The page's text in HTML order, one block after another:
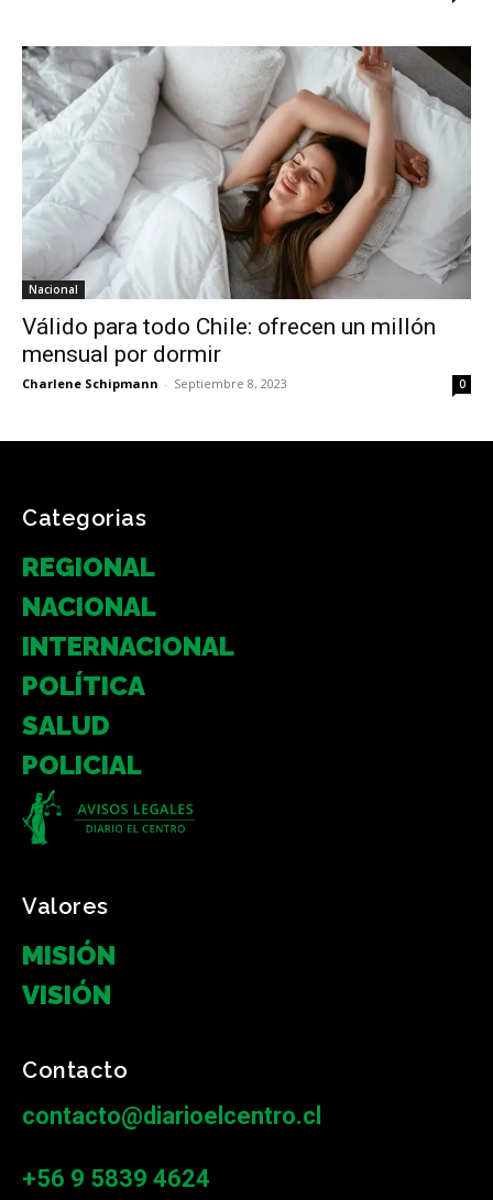
Nacional
Válido para todo Chile: ofrecen un millón
mensual por dormir
Charlene Schipmann - Septiembre 8, 2023 0
Categorias
REGIONAL
NACIONAL
INTERNACIONAL
POLÍTICA
SALUD
POLICIAL
Valores
MISIÓN
VISIÓN
Contacto
contacto@diarioelcentro.cl
+56 9 5839 4624